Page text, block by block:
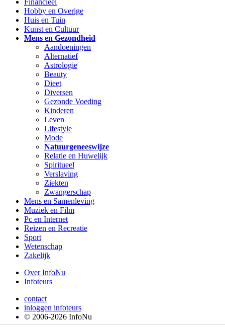
Hobby en Overige
Huis en Tuin
Kunst en Cultuur
Mens en Gezondheid
Aandoeningen
Alternatief
Astrologie
Beauty
Dieet
Diversen
Gezonde Voeding
Kinderen
Leven
Lifestyle
Mode
Natuurgeneeswijze
Relatie en Huwelijk
Spiritueel
Verslaving
Ziekten
Zwangerschap
Mens en Samenleving
Muziek en Film
Pc en Internet
Reizen en Recreatie
Sport
Wetenschap
Zakelijk
Over InfoNu
Infoteurs
contact
inloggen infoteurs
© 2006-2026 InfoNu